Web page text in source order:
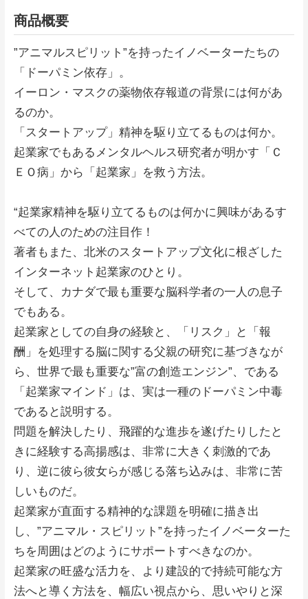
商品概要
”アニマルスピリット”を持ったイノベーターたちの
「ドーパミン依存」。
イーロン・マスクの薬物依存報道の背景には何があ
るのか。
「スタートアップ」精神を駆り立てるものは何か。
起業家でもあるメンタルヘルス研究者が明かす「Ｃ
ＥＯ病」から「起業家」を救う方法。
“起業家精神を駆り立てるものは何かに興味があるす
べての人のための注目作！
著者もまた、北米のスタートアップ文化に根ざした
インターネット起業家のひとり。
そして、カナダで最も重要な脳科学者の一人の息子
でもある。
起業家としての自身の経験と、「リスク」と「報
酬」を処理する脳に関する父親の研究に基づきなが
ら、世界で最も重要な”富の創造エンジン”、である
「起業家マインド」は、実は一種のドーパミン中毒
であると説明する。
問題を解決したり、飛躍的な進歩を遂げたりしたと
きに経験する高揚感は、非常に大きく刺激的であ
り、逆に彼ら彼女らが感じる落ち込みは、非常に苦
しいものだ。
起業家が直面する精神的な課題を明確に描き出
し、”アニマル・スピリット”を持ったイノベーターた
ちを周囲はどのようにサポートすべきなのか。
起業家の旺盛な活力を、より建設的で持続可能な方
法へと導く方法を、幅広い視点から、思いやりと深